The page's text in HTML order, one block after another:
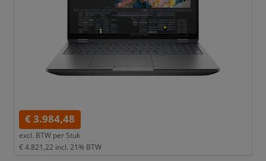
€ 3.984,48
excl. BTW per Stuk
€ 4.821,22 incl. 21% BTW